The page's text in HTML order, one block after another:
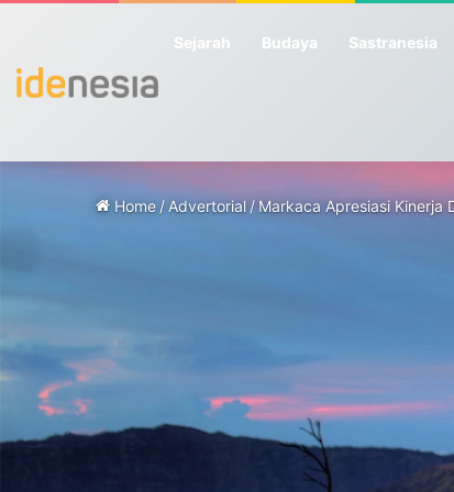
Sejarah Budaya Sastranesia
Home / Advertorial /Markaca Apresiasi Kinerja